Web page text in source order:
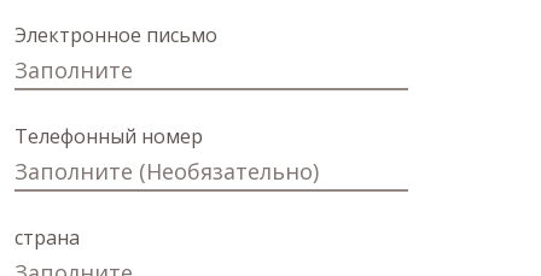
Электронное письмо
Телефонный номер
страна